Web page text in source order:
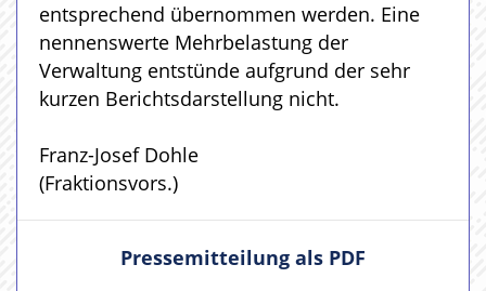
entsprechend übernommen werden. Eine
nennenswerte Mehrbelastung der
Verwaltung entstünde aufgrund der sehr
kurzen Berichtsdarstellung nicht.
Franz-Josef Dohle
(Fraktionsvors.)
Pressemitteilung als PDF